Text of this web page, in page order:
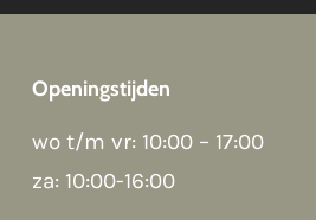
Openingstijden
wo t/m vr: 10:00 – 17:00
za: 10:00-16:00